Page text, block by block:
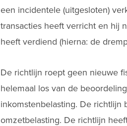
een incidentele (uitgesloten)
transacties heeft verricht en hij
heeft verdiend (hierna: de
De richtlijn roept geen nieuwe
helemaal los van de
inkomstenbelasting. De
omzetbelasting. De richtlijn